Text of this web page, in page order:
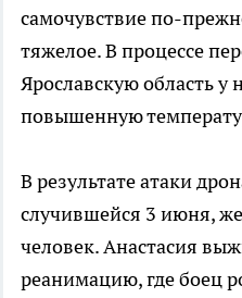
самочувствие по-
тяжелое. В процессе
Ярославскую область у
повышенную
В результате атаки
случившейся 3 июня,
человек. Анастасия
реанимацию, где боец